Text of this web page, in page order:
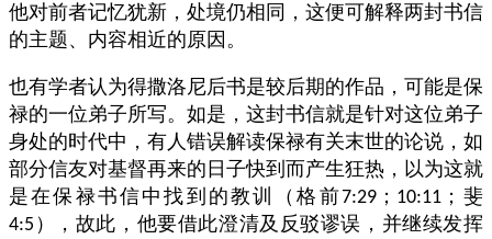
他对前者记忆犹新，处境仍相同，这便可解释两封书信
的主题、内容相近的原因。
也有学者认为得撒洛尼后书是较后期的作品，可能是保
禄的一位弟子所写。如是，这封书信就是针对这位弟子
身处的时代中，有人错误解读保禄有关末世的论说，如
部分信友对基督再来的日子快到而产生狂热，以为这就
是在保禄书信中找到的教训（格前7:29； 10:11；斐
4:5 ），故此，他要借此澄清及反驳谬误，并继续发挥